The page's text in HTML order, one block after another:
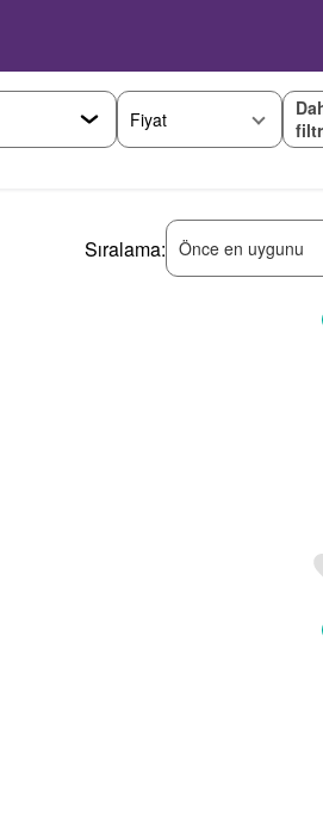
Fiyat
Sıralama: Önce en uygunu